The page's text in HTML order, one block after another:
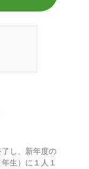
し、新年度の
生）に１人１